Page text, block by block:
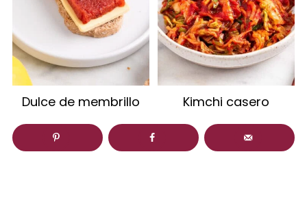
Dulce de membrillo Kimchi casero